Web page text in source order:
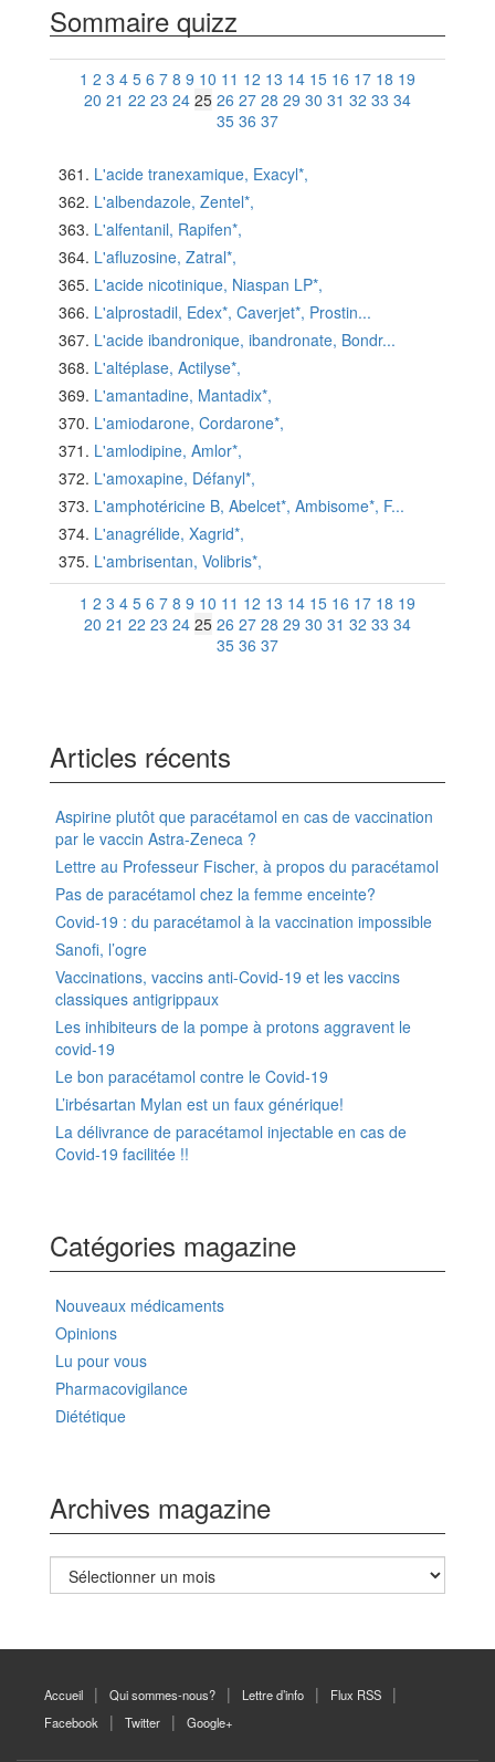
Sommaire quizz
1 2 3 4 5 6 7 8 9 10 11 12 13 14 15 16 17 18 19
20 21 22 23 24 25 26 27 28 29 30 31 32 33 34
35 36 37
L'acide tranexamique, Exacyl*,
L'albendazole, Zentel*,
L'alfentanil, Rapifen*,
L'afluzosine, Zatral*,
L'acide nicotinique, Niaspan LP*,
L'alprostadil, Edex*, Caverjet*, Prostin...
L'acide ibandronique, ibandronate, Bondr...
L'altéplase, Actilyse*,
L'amantadine, Mantadix*,
L'amiodarone, Cordarone*,
L'amlodipine, Amlor*,
L'amoxapine, Défanyl*,
L'amphotéricine B, Abelcet*, Ambisome*, F...
L'anagrélide, Xagrid*,
L'ambrisentan, Volibris*,
1 2 3 4 5 6 7 8 9 10 11 12 13 14 15 16 17 18 19
20 21 22 23 24 25 26 27 28 29 30 31 32 33 34
35 36 37
Articles récents
Aspirine plutôt que paracétamol en cas de vaccination
par le vaccin Astra-Zeneca ?
Lettre au Professeur Fischer, à propos du paracétamol
Pas de paracétamol chez la femme enceinte?
Covid-19 : du paracétamol à la vaccination impossible
Sanofi, l’ogre
Vaccinations, vaccins anti-Covid-19 et les vaccins
classiques antigrippaux
Les inhibiteurs de la pompe à protons aggravent le
covid-19
Le bon paracétamol contre le Covid-19
L’irbésartan Mylan est un faux générique!
La délivrance de paracétamol injectable en cas de
Covid-19 facilitée !!
Catégories magazine
Nouveaux médicaments
Opinions
Lu pour vous
Pharmacovigilance
Diététique
Archives magazine
Archives
magazine
Accueil Qui sommes-nous? Lettre d’info
Flux RSS
Facebook
Twitter Google+